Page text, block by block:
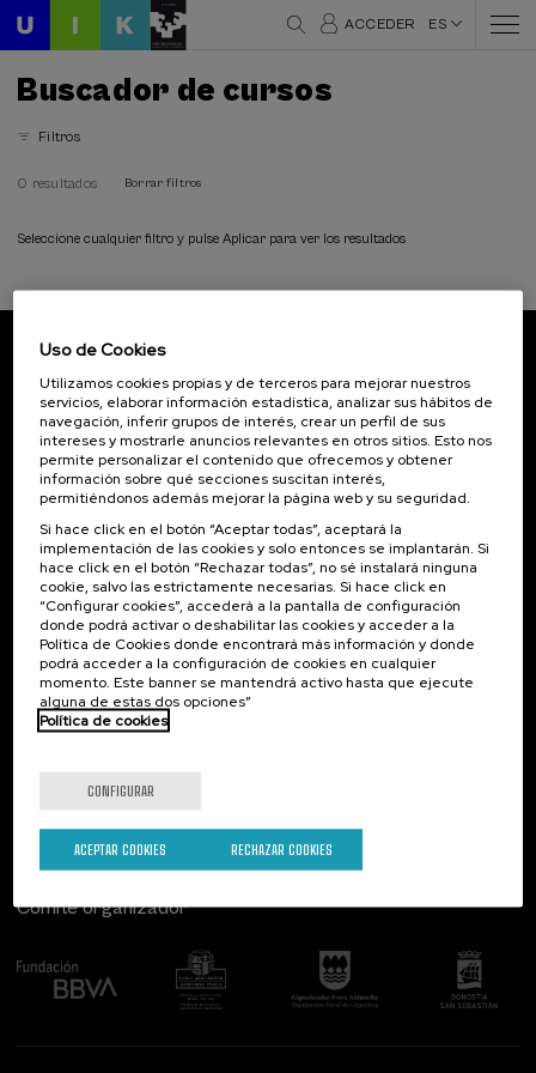
ACCEDER ES
Buscador de cursos
Filtros
0 resultados Borrar filtros
Seleccione cualquier filtro y pulse Aplicar para ver los resultados
Inscríbete para ser el primero/a en recibir las
novedades de UIK.
Suscribirse
Contacto
Palacio Miramar
Paseo de Miraconcha, 48
20007 Donostia / San Sebastián
Gipuzkoa, Spain
Contacta con nosotros
De interés...
Actividades anteriores
Comité organizador
Uso de Cookies
Utilizamos cookies propias y de terceros para mejorar nuestros
servicios, elaborar información estadística, analizar sus hábitos de
navegación, inferir grupos de interés, crear un perfil de sus
intereses y mostrarle anuncios relevantes en otros sitios. Esto nos
permite personalizar el contenido que ofrecemos y obtener
información sobre qué secciones suscitan interés,
permitiéndonos además mejorar la página web y su seguridad.
Si hace click en el botón “Aceptar todas”, aceptará la
implementación de las cookies y solo entonces se implantarán. Si
hace click en el botón “Rechazar todas”, no sé instalará ninguna
cookie, salvo las estrictamente necesarias. Si hace click en
“Configurar cookies”, accederá a la pantalla de configuración
donde podrá activar o deshabilitar las cookies y acceder a la
Política de Cookies donde encontrará más información y donde
podrá acceder a la configuración de cookies en cualquier
momento. Este banner se mantendrá activo hasta que ejecute
alguna de estas dos opciones”
Política de cookies
CONFIGURAR
RECHAZAR COOKIES
ACEPTAR COOKIES